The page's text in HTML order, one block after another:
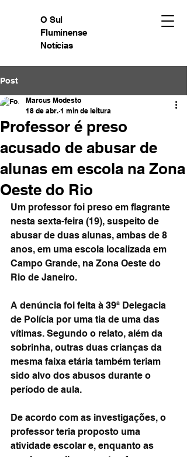
O Sul
Fluminense
Notícias
Post
Professor é preso
acusado de abusar de
alunas em escola na Zona
Oeste do Rio
Marcus Modesto
18 de abr. 1 min de leitura
Um professor foi preso em flagrante
nesta sexta-feira (19), suspeito de
abusar de duas alunas, ambas de 8
anos, em uma escola localizada em
Campo Grande, na Zona Oeste do
Rio de Janeiro.
A denúncia foi feita à 39ª Delegacia
de Polícia por uma tia de uma das
vítimas. Segundo o relato, além da
sobrinha, outras duas crianças da
mesma faixa etária também teriam
sido alvo dos abusos durante o
período de aula.
De acordo com as investigações, o
professor teria proposto uma
atividade escolar e, enquanto as